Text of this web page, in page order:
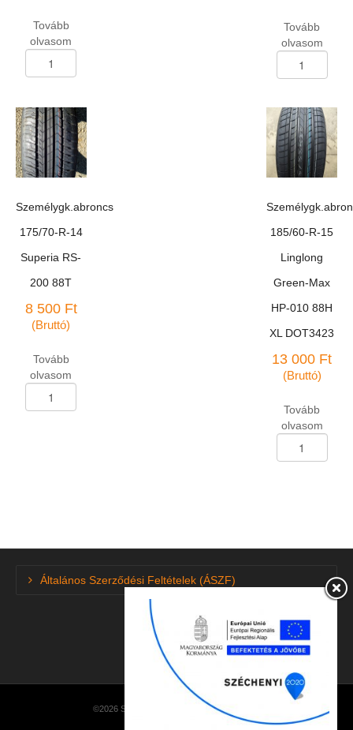
Tovább
olvasom
175/70-
Linglong
R-
650LL
téli
Tovább
olvasom
175/70-
13
Rosava
BC-
42
82H
mennyiség
Személygk.abroncs
175/70-R-14
Superia RS-
200 88T
8 500 Ft
(Bruttó)
Tovább
olvasom
175/70-
185/60-R-15
Linglong
Green-Max
HP-010 88H
XL DOT3423
13 000 Ft
(Bruttó)
Tovább
olvasom
185/60-
HP-
mennyiség
Általános Szerződési Feltételek (ÁSZF)
©2026 SzuperGumi · made byNetEasySoft